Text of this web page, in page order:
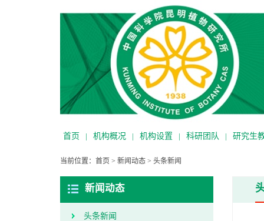
首页 | 机构概况 | 机构设置 | 科研团队 | 研究生
当前位置： 首页 > 新闻动态 > 头条新闻
新闻动态
头条新闻